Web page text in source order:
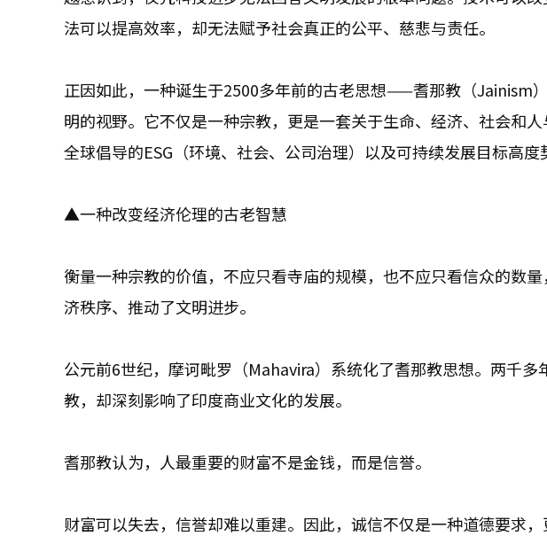
法可以提高效率，却无法赋予社会真正的公平、慈悲与责任。
正因如此，一种诞生于2500多年前的古老思想——耆那教（Jainism
明的视野。它不仅是一种宗教，更是一套关于生命、经济、社会和
全球倡导的ESG（环境、社会、公司治理）以及可持续发展目标高度
▲一种改变经济伦理的古老智慧
衡量一种宗教的价值，不应只看寺庙的规模，也不应只看信众的数
济秩序、推动了文明进步。
公元前6世纪，摩诃毗罗（Mahavira）系统化了耆那教思想。两千
教，却深刻影响了印度商业文化的发展。
耆那教认为，人最重要的财富不是金钱，而是信誉。
财富可以失去，信誉却难以重建。因此，诚信不仅是一种道德要求